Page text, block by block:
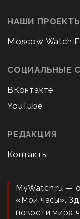
НАШИ
Moscow Watch
СОЦИАЛЬНЫЕ
ВКонтакте
YouTube
РЕДАКЦИЯ
Контакты
MyWatch.ru —
«Мои часы».
новости мира